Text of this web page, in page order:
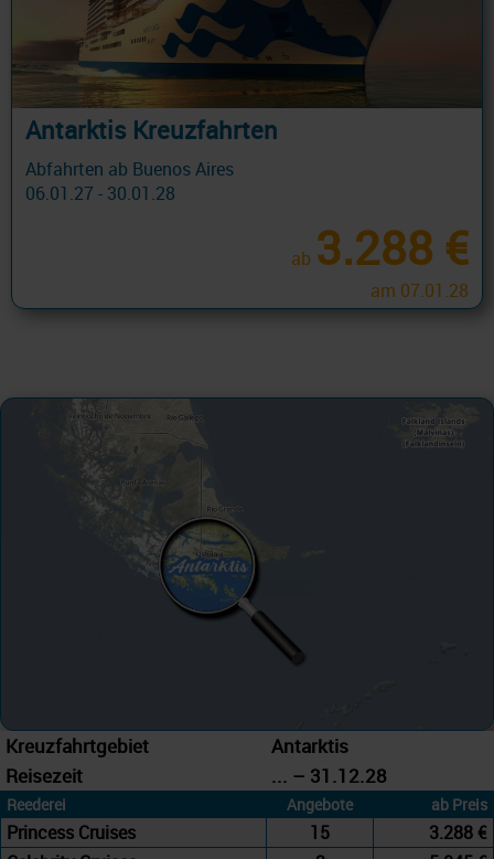
Antarktis Kreuzfahrten
Abfahrten ab Buenos Aires
06.01.27 - 30.01.28
ab 3.288 €
am 07.01.28
Kreuzfahrtgebiet
Antarktis
Reisezeit
... – 31.12.28
Reederei Angebote ab Preis
Princess Cruises 15
3.288 €